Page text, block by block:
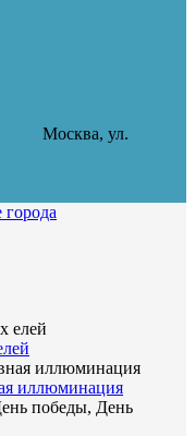
Москва, ул.
иллюминация